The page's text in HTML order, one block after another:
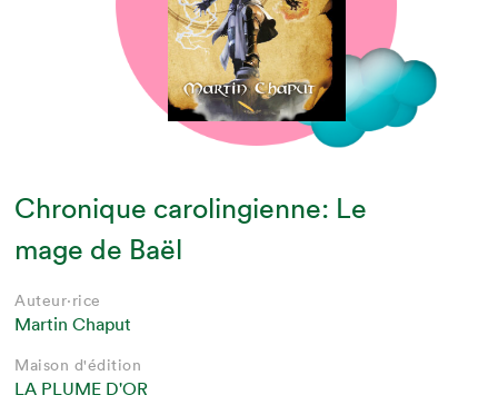
Chronique carolingienne: Le
mage de Baël
Auteur·rice
Martin Chaput
Maison d'édition
LA PLUME D'OR